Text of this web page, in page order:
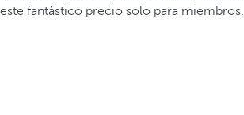
este fantástico precio solo para miembros.